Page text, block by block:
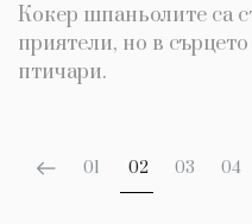
Кокер шпаньолите са
приятели, но в
птичари.
01 02 03 04